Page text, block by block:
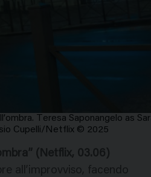
Teresa Saponangelo as
Cupelli/Netflix © 2025
(Netflix, 03.06)
all’improvviso, facendo